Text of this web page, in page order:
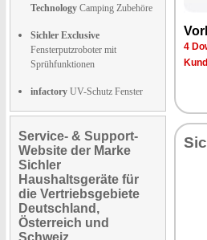
Technology Camping Zubehöre
Sichler Exclusive
Fensterputzroboter mit
Sprühfunktionen
infactory UV-Schutz Fenster
Service- & Support-
Website der Marke
Sichler
Haushaltsgeräte für
die Vertriebsgebiete
Deutschland,
Österreich und
Schweiz
4